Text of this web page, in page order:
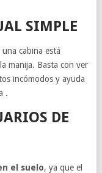
SIMPLE
cabina está
manija. Basta con ver
incómodos y ayuda
.
DE
el suelo, ya que el